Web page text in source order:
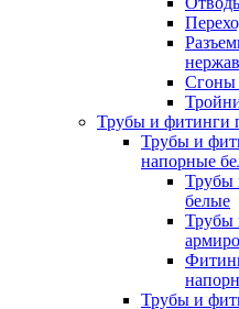
Сгоны
Трубы и фитинги
Трубы и
напорные
Трубы
белые
Трубы
Трубы и